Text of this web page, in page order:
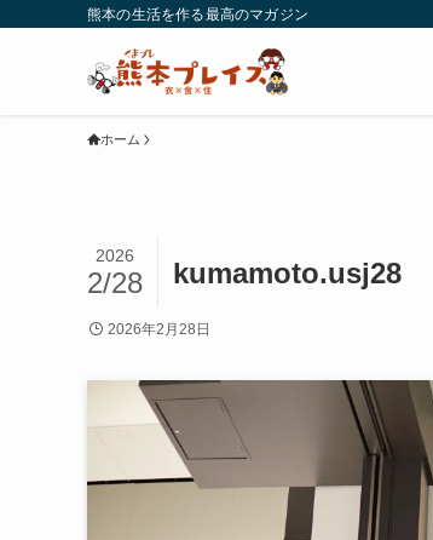
熊本の生活を作る最高のマガジン
ホーム
kumamoto.usj28
2026
2/28
2026年2月28日